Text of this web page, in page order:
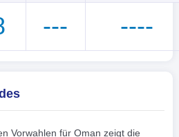
--- ----
Vorwahlen für Oman zeigt die